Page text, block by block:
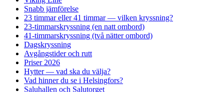
Snabb jämförelse
23 timmar eller 41 timmar — vilken kryssning?
23-timmarskryssning (en natt ombord)
41-timmarskryssning (två nätter ombord)
Dagskryssning
Avgångstider och rutt
Priser 2026
Hytter — vad ska du välja?
Vad hinner du se i Helsingfors?
Saluhallen och Salutorget